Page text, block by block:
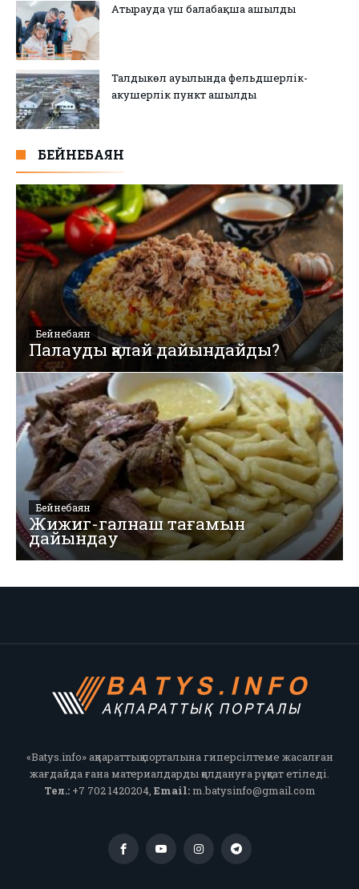
Атырауда үш балабақша ашылды
Талдыкөл ауылында фельдшерлік-
акушерлік пункт ашылды
БЕЙНЕБАЯН
Бейнебаян
Палауды қалай дайындайды?
Бейнебаян
Жижиг-галнаш тағамын
дайындау
«Batys.info» ақпараттық порталына гиперсілтеме жасалған
жағдайда ғана материалдарды қолдануға рұқсат етіледі.
Тел.:+7 702 1420204, Email:m.batysinfo@gmail.com